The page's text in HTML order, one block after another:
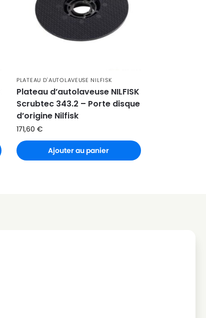
PLATEAU D'AUTOLAVEUSE NILFISK
Plateau d’autolaveuse NILFISK
Scrubtec 343.2 – Porte disque
d’origine Nilfisk
171,60€
Ajouter au panier